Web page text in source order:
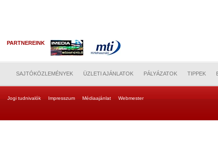
PARTNEREINK
SAJTÓKÖZLEMÉNYEK ÜZLETI AJÁNLATOK PÁLYÁZATOK TIPPEK
Jogi tudnivalók Impresszum Médiaajánlat Webmester